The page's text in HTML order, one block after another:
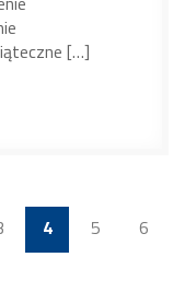
[…]
4 5
6